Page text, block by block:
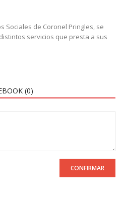
Sociales de Coronel Pringles, se
servicios que presta a sus
(0)
CONFIRMAR